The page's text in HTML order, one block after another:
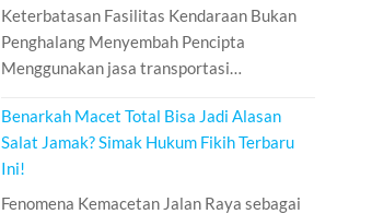
Keterbatasan Fasilitas Kendaraan Bukan
Penghalang Menyembah Pencipta
Menggunakan jasa transportasi…
Benarkah Macet Total Bisa Jadi Alasan
Salat Jamak? Simak Hukum Fikih Terbaru
Ini!
Fenomena Kemacetan Jalan Raya sebagai